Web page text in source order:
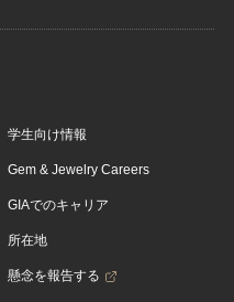
学生向け情報
Gem & Jewelry Careers
GIAでのキャリア
所在地
懸念を報告する